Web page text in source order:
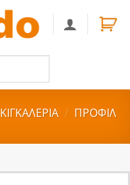
ΚΙΓΚΑΛΕΡΙΑ / ΠΡΟΦΙΛ